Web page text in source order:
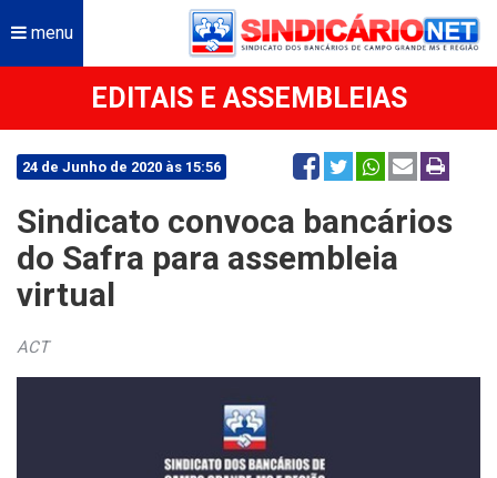
menu
EDITAIS E ASSEMBLEIAS
24 de Junho de 2020 às 15:56
Sindicato convoca bancários
do Safra para assembleia
virtual
ACT